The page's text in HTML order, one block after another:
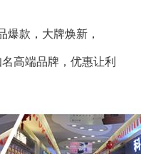
爆款，大牌焕新，
高端品牌，优惠让利